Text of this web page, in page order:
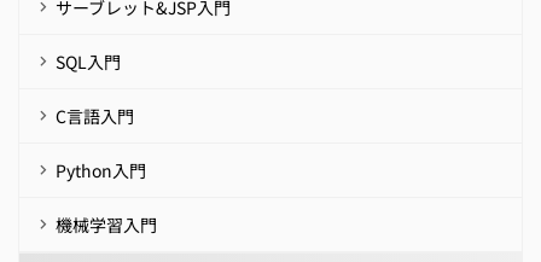
サーブレット&JSP入門
SQL入門
C言語入門
Python入門
機械学習入門